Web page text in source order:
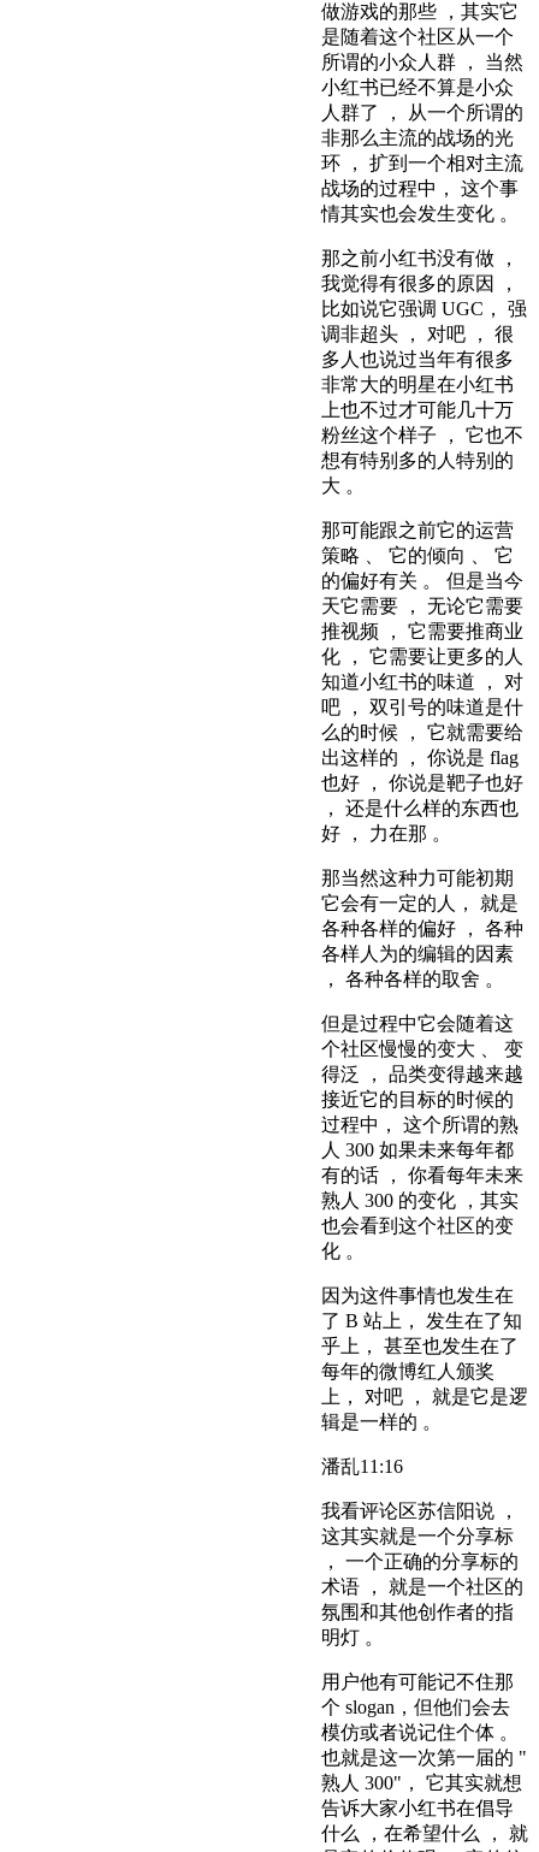
做游戏的那些 ，其实它
是随着这个社区从一个
所谓的小众人群 ， 当然
小红书已经不算是小众
人群了 ， 从一个所谓的
非那么主流的战场的光
环 ， 扩到一个相对主流
战场的过程中， 这个事
情其实也会发生变化 。
那之前小红书没有做 ，
我觉得有很多的原因 ，
比如说它强调 UGC， 强
调非超头 ， 对吧 ， 很
多人也说过当年有很多
非常大的明星在小红书
上也不过才可能几十万
粉丝这个样子 ， 它也不
想有特别多的人特别的
大 。
那可能跟之前它的运营
策略 、 它的倾向 、 它
的偏好有关 。 但是当今
天它需要 ， 无论它需要
推视频 ， 它需要推商业
化 ， 它需要让更多的人
知道小红书的味道 ， 对
吧 ， 双引号的味道是什
么的时候 ， 它就需要给
出这样的 ， 你说是 flag
也好 ， 你说是靶子也好
， 还是什么样的东西也
好 ， 力在那 。
那当然这种力可能初期
它会有一定的人， 就是
各种各样的偏好 ， 各种
各样人为的编辑的因素
， 各种各样的取舍 。
但是过程中它会随着这
个社区慢慢的变大 、 变
得泛 ， 品类变得越来越
接近它的目标的时候的
过程中， 这个所谓的熟
人 300 如果未来每年都
有的话 ， 你看每年未来
熟人 300 的变化 ，其实
也会看到这个社区的变
化 。
因为这件事情也发生在
了 B 站上， 发生在了知
乎上， 甚至也发生在了
每年的微博红人颁奖
上， 对吧 ， 就是它是逻
辑是一样的 。
潘乱11:16
我看评论区苏信阳说 ，
这其实就是一个分享标
， 一个正确的分享标的
术语 ， 就是一个社区的
氛围和其他创作者的指
明灯 。
用户他有可能记不住那
个 slogan，但他们会去
模仿或者说记住个体 。
也就是这一次第一届的 "
熟人 300"， 它其实就想
告诉大家小红书在倡导
什么 ，在希望什么 ， 就